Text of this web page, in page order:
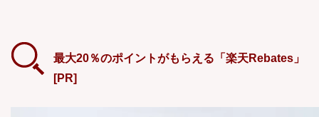
最大20％のポイントがもらえる「楽天Rebates」
[PR]